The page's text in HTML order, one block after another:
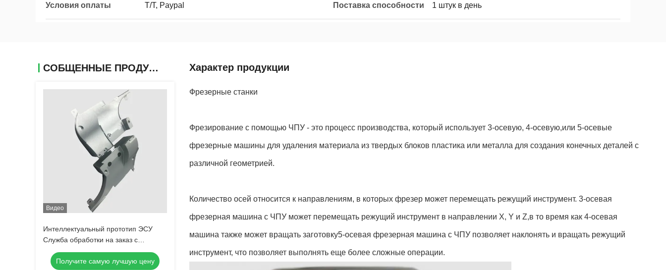
Условия оплаты T/T, Paypal Поставка способности 1 штук в день
СОБЩЕННЫЕ ПРОДУКТЫ
Видео
Интеллектуальный прототип ЭСУ
Служба обработки на заказ с
помощью ЦНС / Быстрые прототипы
деталей ABS PC PMMA
Получите самую лучшую цену
Характер продукции
Фрезерные станки
Фрезирование с помощью ЧПУ - это процесс производства, который использует 3-осевую, 4-осевую,или 5-осевые
фрезерные машины для удаления материала из твердых блоков пластика или металла для создания конечных деталей с
различной геометрией.
Количество осей относится к направлениям, в которых фрезер может перемещать режущий инструмент. 3-осевая
фрезерная машина с ЧПУ может перемещать режущий инструмент в направлении X, Y и Z,в то время как 4-осевая
машина также может вращать заготовку5-осевая фрезерная машина с ЧПУ позволяет наклонять и вращать режущий
инструмент, что позволяет выполнять еще более сложные операции.